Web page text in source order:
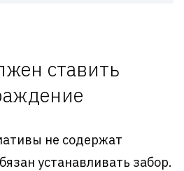
ставить
не содержат
устанавливать забор.